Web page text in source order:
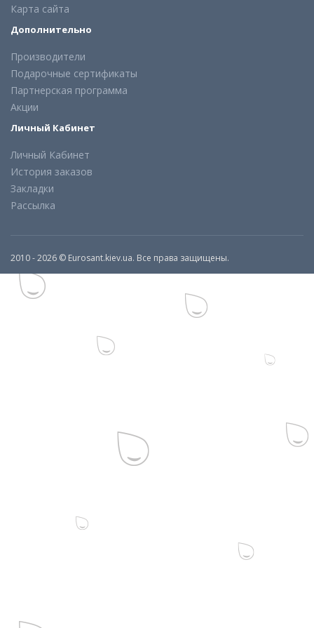
Карта сайта
Дополнительно
Производители
Подарочные сертификаты
Партнерская программа
Акции
Личный Кабинет
Личный Кабинет
История заказов
Закладки
Рассылка
2010 - 2026 © Eurosant.kiev.ua. Все права защищены.